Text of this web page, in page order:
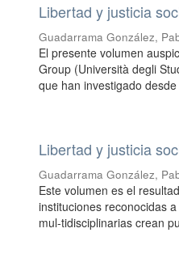
Libertad y justicia
Guadarrama González,
El presente volumen
Group (Università degli
que han investigado desde
Libertad y justicia
Guadarrama González,
Este volumen es el
instituciones reconocidas
mul-tidisciplinarias crean